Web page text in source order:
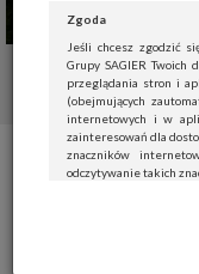
Zgoda
Jeśli chcesz zgodzić
Grupy SAGIER Twoich
przeglądania stron i
(obejmujących
internetowych i w
zainteresowań dla
znaczników
odczytywanie takich
Jeśli nie chcesz
Wyrażenie zgody jest